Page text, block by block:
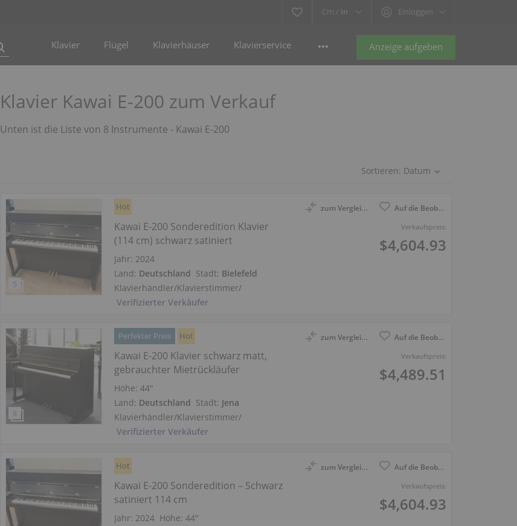
Cm / In Einloggen
Anzeige aufgeben
Klavier Flügel Klavierhäuser Klavierservice
Klavier Kawai E-200 zum Verkauf
Unten ist die Liste von 8 Instrumente - Kawai E-200
Sortieren: Datum
zum Vergleich anmelden Auf die Beobachtungsliste
Verkaufspreis:
$4,604.93
Hot
Kawai E-200 Sonderedition Klavier
(114 cm) schwarz satiniert
Jahr: 2024
Land: Deutschland Stadt: Bielefeld
Klavierhändler/Klavierstimmer/
Verifizierter Verkäufer
zum Vergleich anmelden Auf die Beobachtungsliste
Verkaufspreis:
$4,489.51
Perfekter Preis Hot
Kawai E-200 Klavier schwarz matt,
gebrauchter Mietrückläufer
Höhe:44″
Land: Deutschland Stadt: Jena
Klavierhändler/Klavierstimmer/
Verifizierter Verkäufer
zum Vergleich anmelden Auf die Beobachtungsliste
Verkaufspreis:
$4,604.93
Hot
Kawai E-200 Sonderedition – Schwarz
satiniert 114 cm
Jahr: 2024 Höhe:44″